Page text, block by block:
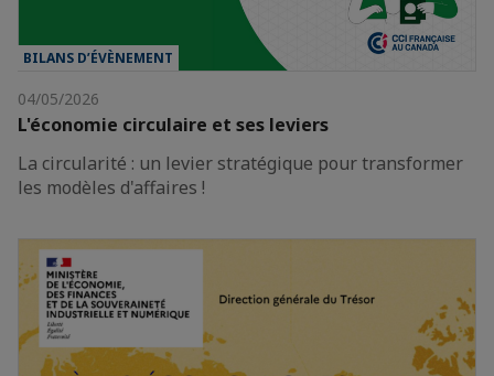
BILANS D’ÉVÈNEMENT
04/05/2026
L'économie circulaire et ses leviers
La circularité : un levier stratégique pour transformer
les modèles d'affaires !